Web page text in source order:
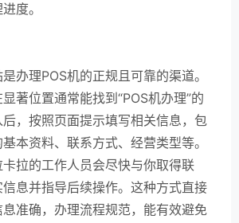
度。
办理POS机的正规且可靠的渠道。
著位置通常能找到“POS机办理”的
，按照页面提示填写相关信息，包
本资料、联系方式、经营类型等。
拉的工作人员会尽快与你取得联
息并指导后续操作。这种方式直接
准确，办理流程规范，能有效避免